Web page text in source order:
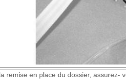
remise en place du dossier, assurez-